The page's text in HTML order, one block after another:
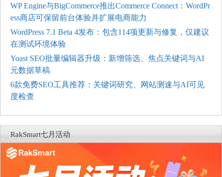
WP Engine与BigCommerce推出Commerce Connect：WordPr
ess商店可保留前台体验并扩展电商能力
WordPress 7.1 Beta 4发布：包含114项更新与修复，仅建议
在测试环境体验
Yoast SEO批量编辑器升级：新增筛选、焦点关键词与AI
元数据草稿
6款免费SEO工具推荐：关键词研究、网站测速与AI可见
度检查
RakSmart七月活动